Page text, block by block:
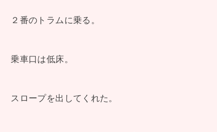
２番のトラムに乗る。
乗車口は低床。
スロープを出してくれた。